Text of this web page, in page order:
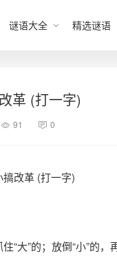
谜语大全 精选谜语
革 (打一字)
91 0
改革 (打一字)
“大”的；放倒“小”的，